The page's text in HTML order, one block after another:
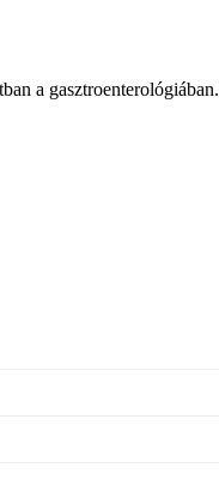
a gasztroenterológiában.